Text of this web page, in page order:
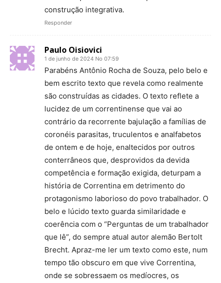
construção integrativa.
Responder
Paulo Oisiovici
1 de junho de 2024 No 07:59
Parabéns Antônio Rocha de Souza, pelo belo e
bem escrito texto que revela como realmente
são construídas as cidades. O texto reflete a
lucidez de um correntinense que vai ao
contrário da recorrente bajulação a famílias de
coronéis parasitas, truculentos e analfabetos
de ontem e de hoje, enaltecidos por outros
conterrâneos que, desprovidos da devida
competência e formação exigida, deturpam a
história de Correntina em detrimento do
protagonismo laborioso do povo trabalhador. O
belo e lúcido texto guarda similaridade e
coerência com o “Perguntas de um trabalhador
que lê”, do sempre atual autor alemão Bertolt
Brecht. Apraz-me ler um texto como este, num
tempo tão obscuro em que vive Correntina,
onde se sobressaem os medíocres, os